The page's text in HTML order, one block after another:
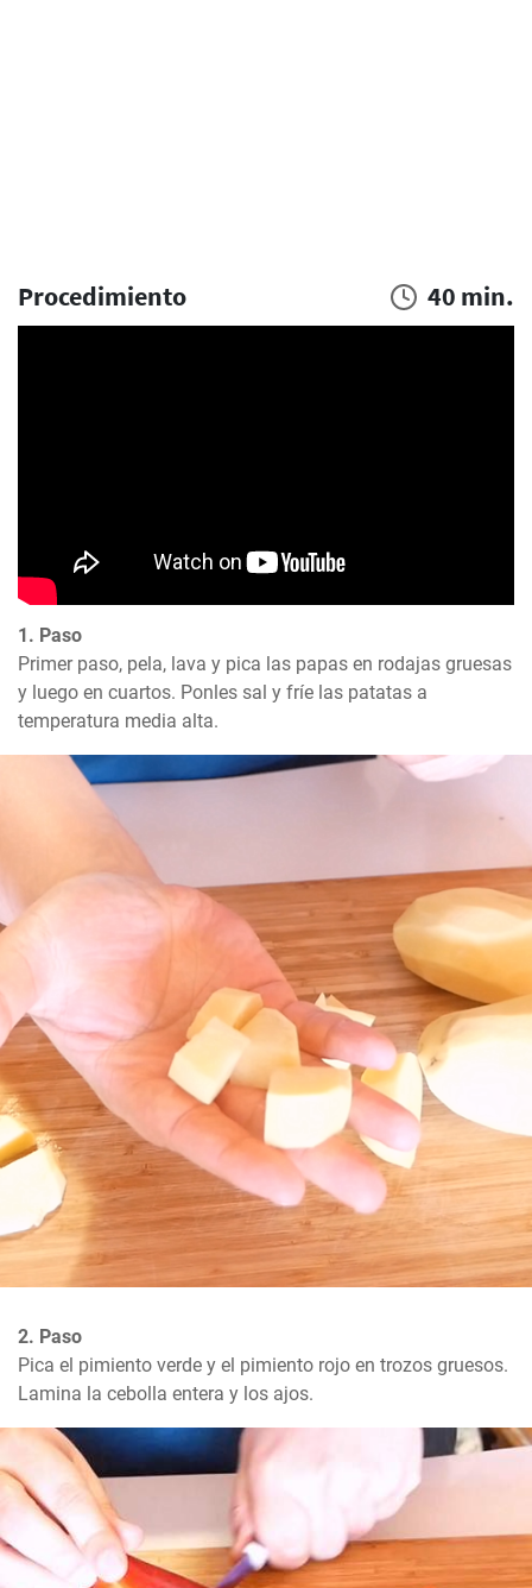
Procedimiento 40 min.
1. Paso
Primer paso, pela, lava y pica las papas en rodajas gruesas
y luego en cuartos. Ponles sal y fríe las patatas a
temperatura media alta.
2. Paso
Pica el pimiento verde y el pimiento rojo en trozos gruesos.
Lamina la cebolla entera y los ajos.